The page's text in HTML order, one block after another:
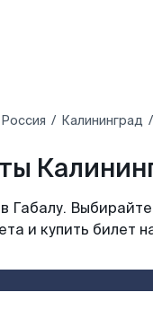
Россия Калининград
Габалу.
и купить билет